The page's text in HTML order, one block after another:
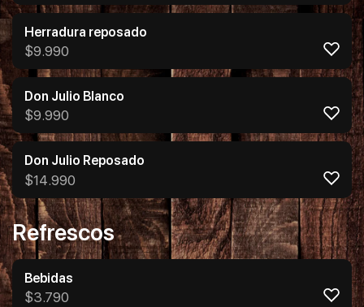
Herradura reposado
$9.990
Don Julio Blanco
$9.990
Don Julio Reposado
$14.990
Refrescos
Bebidas
$3.790